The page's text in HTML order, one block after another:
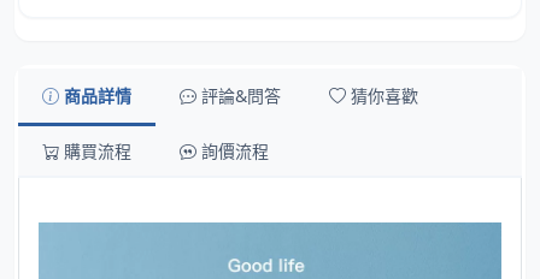
商品詳情 評論&問答 猜你喜歡
購買流程 詢價流程